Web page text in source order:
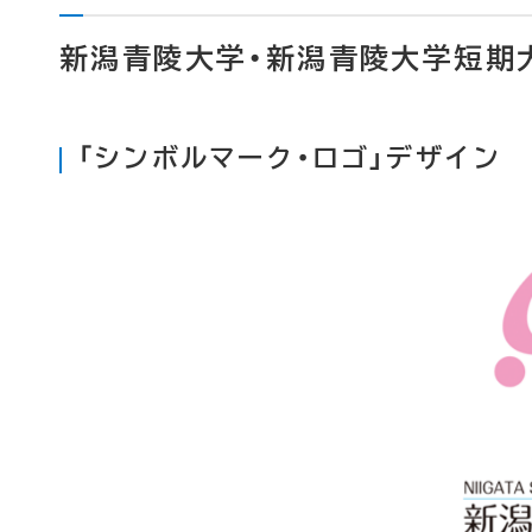
新潟青陵大学・新潟青陵大学短期
「シンボルマーク・ロゴ」デザイン